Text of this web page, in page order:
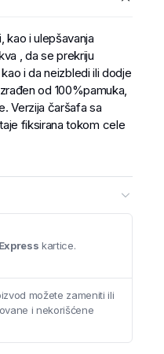
kao i ulepšavanja
, da se prekriju
i da neizbledi ili dodje
od 100%pamuka,
Verzija čaršafa sa
fiksirana tokom cele
kartice.
možete zameniti ili
i nekorišćene